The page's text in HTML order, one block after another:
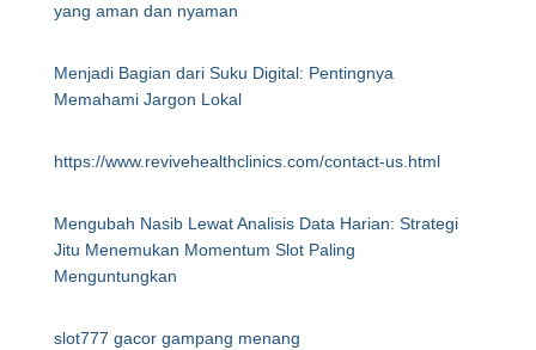
yang aman dan nyaman
Menjadi Bagian dari Suku Digital: Pentingnya
Memahami Jargon Lokal
https://www.revivehealthclinics.com/contact-us.html
Mengubah Nasib Lewat Analisis Data Harian: Strategi
Jitu Menemukan Momentum Slot Paling
Menguntungkan
slot777 gacor gampang menang